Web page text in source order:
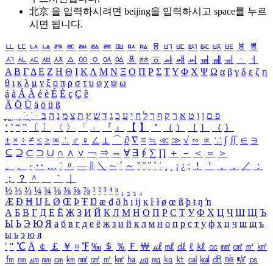
北京 을 입력하시려면 beijing을 입력하시고 space를 누르
시면 됩니다.
ㅥ ㅦ ㅧ ㅨ ㅩ ㅪ ㅫ ㅬ ㅭ ㅮ ㅯ ㅰ ㅱ ㅲ ㅳ ㅴ ㅵ ㅶ ㅷ ㅸ
ㅹ
ㅺ ㅻ ㅼ ㅽ ㅾ ㅿ ㆀ ㆁ ㆂ ㆃ ㆄ ㆅ ㆆ ㆇ ㆈ ㆉ ㆊ ㆋ ㆌ ㆍ
ㆎ
Α Β ΓΔ Ε Ζ Η Θ Ι ΚΛ Μ Ν Ξ Ο Π Ρ Σ ΤΥ Φ Χ Ψ Ω α β γ δ ε ζ η
θ ι κ λ μ ν ξ ο π ρ σ τ υ φ χ ψ ω
á à Á À é è É È ç Ç ê
Ä Ö Ü ä ö ü ß
ִֶֹ ֻּ ׁׂ פ ם ן ו ט א ר ק ף ך ל ח י ע כ ג ד ש ץ ת צ מ נ ה ב
‘ ’ “ ” 〔 〕 〈 〉 「 」 『 』 【 】 ＂ （ ） ［ ］ ｛ ｝
± × ÷ ≠ ≤ ≥ ∞ ∴ ♂ ♀ ∠ ⊥ ⌒ ∂ ∇ ≡ ≒ ≪ ≫ √ ∽ ∝ ∵ ∫ ∬ ∈ ∋
⊆ ⊇ ⊂ ⊃ ∪ ∩ ∧ ∨ ￢ ⇒ ⇔ ∀ ∃ ∮ ∑ ∏ ＋ － ＜ ＝
＞
、
。 · ‥ … ¨ 〃 ― ＼ ∼ ´ ～ ˇ ˘ ˝ ˚ ˙ ¸ ¡ ¿ ː ！ ＇ ， ． ／
：
；
？ ＾ ｀
½ ⅓ ⅔ ¼ ¾ ⅛ ⅜ ⅝ ⅞ ¹ ² ³ ⁴ ⁿ ₁ ₂ ₃ ₄
Æ Ð Ħ Ĳ Ł Ø Œ Þ Ŧ Ŋ æ đ ð ħ ı ĳ ĸ ŀ ł ø œ ß þ ŧ ŋ ŉ
А Б В Г Д Е Ё Ж З И Й К Л М Н О П Р С Т У Ф Х Ц Ч Ш Щ Ъ
Ы Ь Э Ю Я а б в г д е ё ж з и й к л м н о п р с т у ф х ц ч ш щ ъ
ы ь э ю я
′ ″ ℃ Å ￠ ￡ ￥ ¤ ℉ ‰ ＄ ％ Ｆ ￦ ㎕ ㎖ ㎗ ℓ ㎘ ㏄ ㎣ ㎤ ㎥ ㎦
㎙ ㎚ ㎛ ㎜ ㎝ ㎞ ㎟ ㎠ ㎡ ㎢ ㏊ ㎍ ㎎ ㎏ ㏏ ㎈ ㎉ ㏈ ㎧ ㎨ ㎰